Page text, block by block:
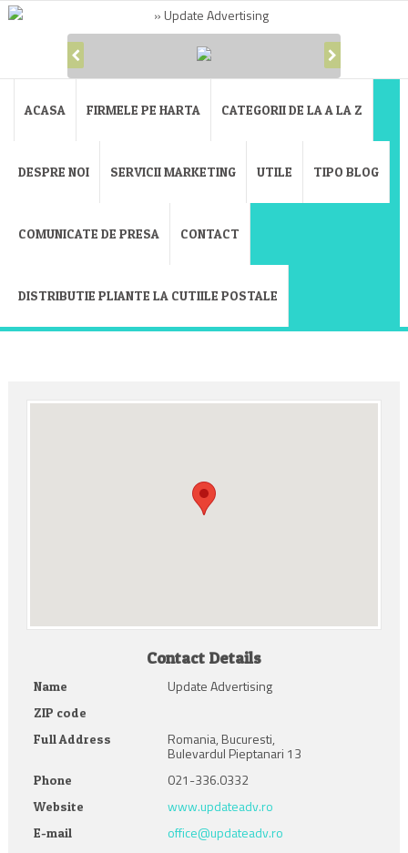
ACASA FIRMELE PE HARTA CATEGORII DE LA A LA Z
DESPRE NOI SERVICII MARKETING UTILE TIPO BLOG
COMUNICATE DE PRESA CONTACT
DISTRIBUTIE PLIANTE LA CUTIILE POSTALE
Contact Details
Name Update Advertising
ZIP code
Full Address
Romania, Bucuresti,
Bulevardul Pieptanari 13
Phone 021-336.0332
Website www.updateadv.ro
E-mail office@updateadv.ro